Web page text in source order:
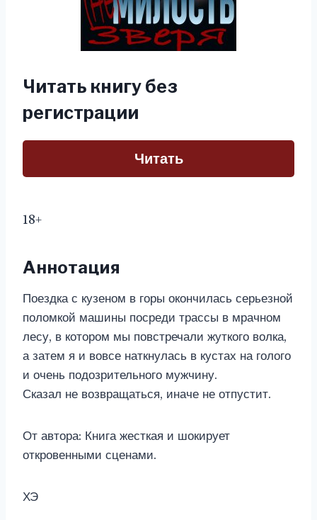
Читать книгу без
регистрации
Читать
18+
Аннотация
Поездка с кузеном в горы окончилась серьезной
поломкой машины посреди трассы в мрачном
лесу, в котором мы повстречали жуткого волка,
а затем я и вовсе наткнулась в кустах на голого
и очень подозрительного мужчину.
Сказал не возвращаться, иначе не отпустит.
От автора: Книга жесткая и шокирует
откровенными сценами.
ХЭ